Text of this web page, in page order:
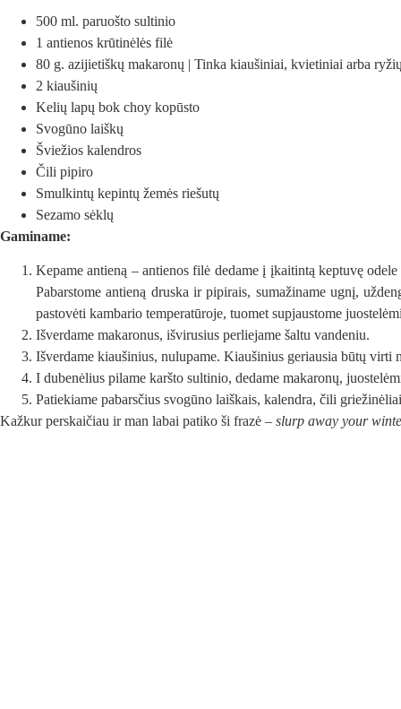
500 ml. paruošto sultinio
1 antienos krūtinėlės filė
80 g. azijietiškų makaronų | Tinka kiaušiniai, kvietiniai arba
2 kiaušinių
Kelių lapų bok choy kopūsto
Svogūno laiškų
Šviežios kalendros
Čili pipiro
Smulkintų kepintų žemės riešutų
Sezamo sėklų
Gaminame:
Kepame antieną – antienos filė dedame į įkaitintą keptuvę
Pabarstome antieną druska ir pipirais, sumažiname ugnį,
pastovėti kambario temperatūroje, tuomet supjaustome
Išverdame makaronus, išvirusius perliejame šaltu vandeniu.
Išverdame kiaušinius, nulupame. Kiaušinius geriausia būtų virti
I dubenėlius pilame karšto sultinio, dedame makaronų,
Patiekiame pabarsčius svogūno laiškais, kalendra, čili
Kažkur perskaičiau ir man labai patiko ši frazė – slurp away your